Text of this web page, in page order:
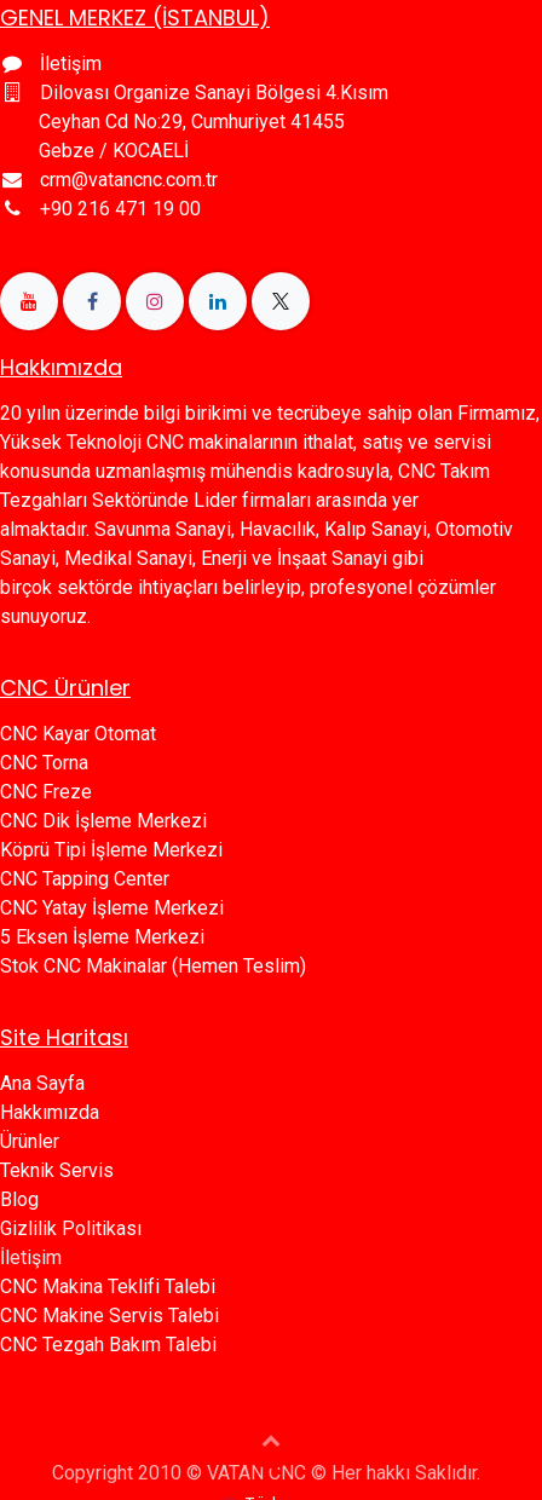
GENEL MERKEZ (İSTANBUL)
İletişim
Dilovası Organize Sanayi Bölgesi 4.Kısım
Ceyhan Cd No:29, Cumhuriyet 41455
Gebze / KOCAELİ
crm@vatancnc.com.tr
+90 216 471 19 00
Hakkımızda
20 yılın üzerinde bilgi birikimi ve tecrübeye sahip olan Firmamız,
Yüksek Teknoloji CNC makinalarının ithalat, satış ve servisi
konusunda uzmanlaşmış mühendis kadrosuyla, CNC Takım
Tezgahları Sektöründe Lider firmaları arasında yer
almaktadır. Savunma Sanayi, Havacılık, Kalıp Sanayi, Otomotiv
Sanayi, Medikal Sanayi, Enerji ve İnşaat Sanayi gibi
birçok sektörde ihtiyaçları belirleyip, profesyonel çözümler
sunuyoruz.
CNC Ürünler
CNC Kayar Otomat
CNC Torna
CNC Freze
CNC Dik İşleme Merkezi
Köprü Tipi İşleme Merkezi
C​​NC Tapping Center
CNC Yatay İşleme Merkezi
5 Eksen İşleme Merkezi
Stok CNC Makinalar (Hemen Teslim)
Site Haritası
Ana Sayfa​​
Hakkımızda
Ürünler​
Teknik Servis
Blog​​
Gizlilik Politikası​​
İletişim
CNC Makina Teklifi Talebi
CNC Makine Servis Talebi
CNC Tezgah Bakım Talebi
Copyright 2010 © VATAN CNC © Her hakkı Saklıdır.